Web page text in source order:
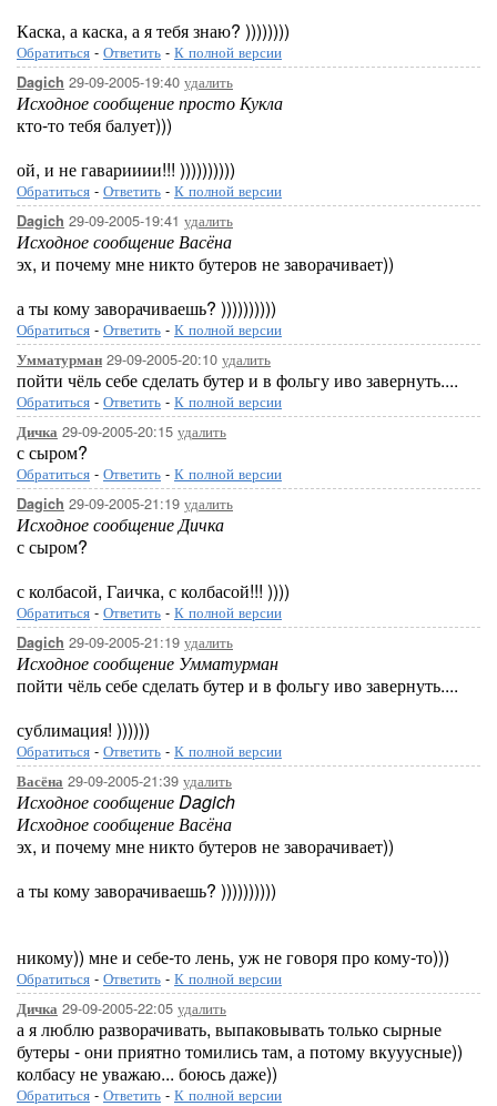
Каска, а каска, а я тебя знаю? ))))))))
Обратиться - Ответить - К полной версии
Dagich 29-09-2005-19:40 удалить
Исходное сообщение просто Кукла
кто-то тебя балует)))
ой, и не гаварииии!!! ))))))))))
Обратиться - Ответить - К полной версии
Dagich 29-09-2005-19:41 удалить
Исходное сообщение Васёна
эх, и почему мне никто бутеров не заворачивает))
а ты кому заворачиваешь? ))))))))))
Обратиться - Ответить - К полной версии
Умматурман 29-09-2005-20:10 удалить
пойти чёль себе сделать бутер и в фольгу иво завернуть....
Обратиться - Ответить - К полной версии
Дичка 29-09-2005-20:15 удалить
с сыром?
Обратиться - Ответить - К полной версии
Dagich 29-09-2005-21:19 удалить
Исходное сообщение Дичка
с сыром?
с колбасой, Гаичка, с колбасой!!! ))))
Обратиться - Ответить - К полной версии
Dagich 29-09-2005-21:19 удалить
Исходное сообщение Умматурман
пойти чёль себе сделать бутер и в фольгу иво завернуть....
сублимация! ))))))
Обратиться - Ответить - К полной версии
Васёна 29-09-2005-21:39 удалить
Исходное сообщение Dagich
Исходное сообщение Васёна
эх, и почему мне никто бутеров не заворачивает))
а ты кому заворачиваешь? ))))))))))
никому)) мне и себе-то лень, уж не говоря про кому-то)))
Обратиться - Ответить - К полной версии
Дичка 29-09-2005-22:05 удалить
а я люблю разворачивать, выпаковывать только сырные
бутеры - они приятно томились там, а потому вкууусные))
колбасу не уважаю... боюсь даже))
Обратиться - Ответить - К полной версии